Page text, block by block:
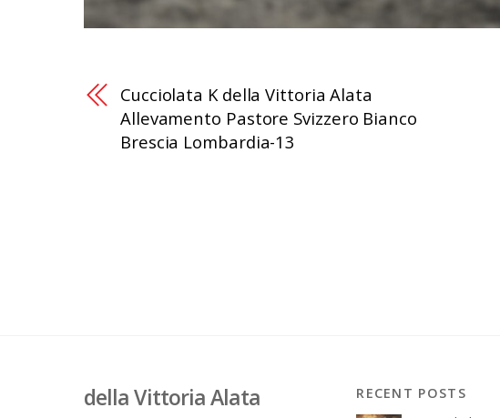
Cucciolata K della Vittoria Alata
Allevamento Pastore Svizzero Bianco
Brescia Lombardia-13
della Vittoria Alata
RECENT POSTS